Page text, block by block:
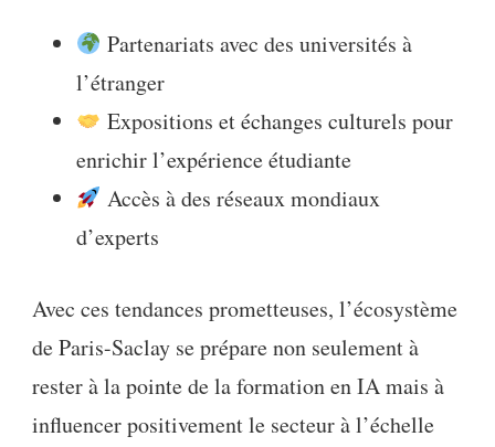
Partenariats avec des universités à
l’étranger
Expositions et échanges culturels pour
enrichir l’expérience étudiante
Accès à des réseaux mondiaux
d’experts
Avec ces tendances prometteuses, l’écosystème
de Paris-Saclay se prépare non seulement à
rester à la pointe de la formation en IA mais à
influencer positivement le secteur à l’échelle